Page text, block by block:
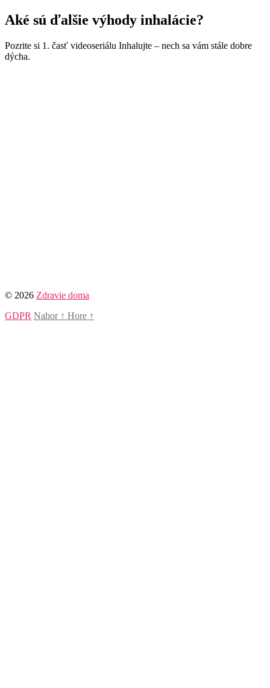
Aké sú ďalšie výhody inhalácie?
Pozrite si 1. časť videoseriálu Inhalujte – nech sa vám stále dobre
dýcha.
© 2026 Zdravie doma
GDPR Nahor ↑ Hore ↑